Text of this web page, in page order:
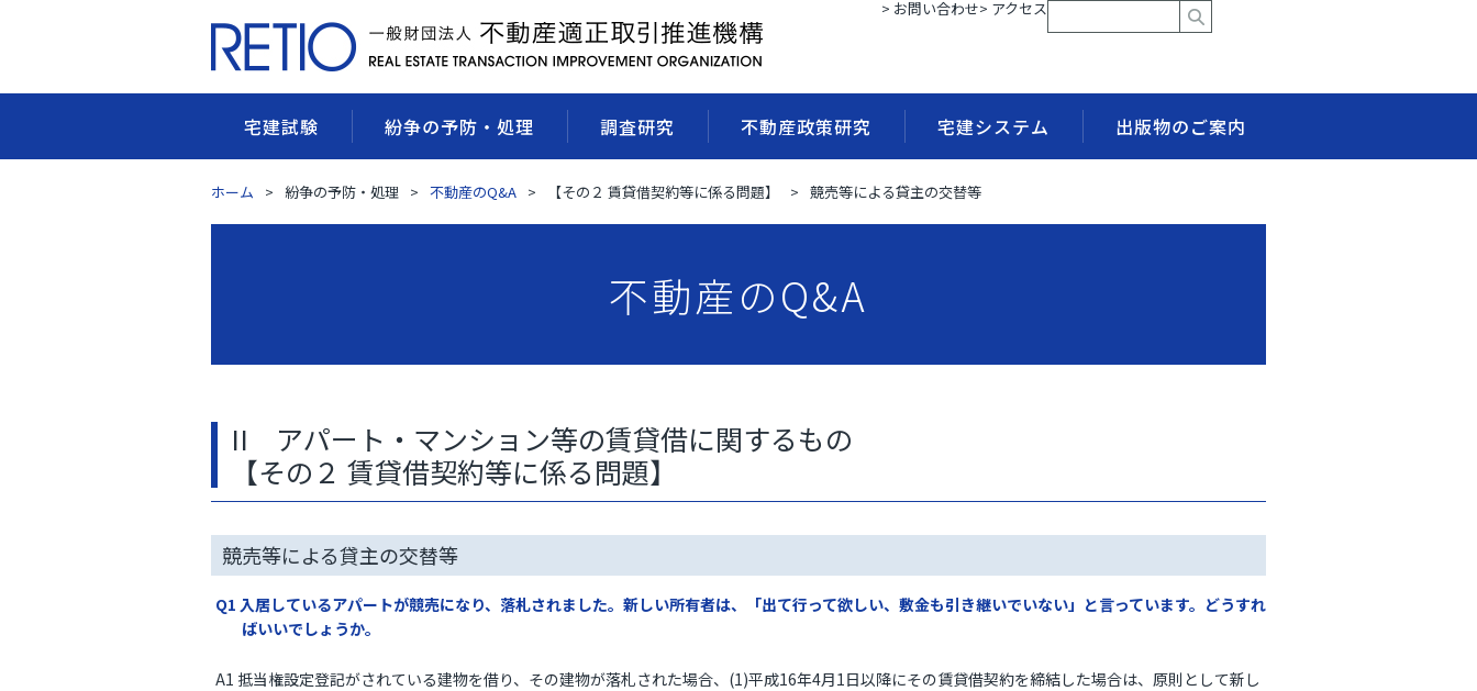
> お問い合わせ> アクセス
宅建試験 紛争の予防・処理 調査研究 不動産政策研究 宅建システム 出版物のご案内
ホーム 紛争の予防・処理 不動産のQ&A 【その２ 賃貸借契約等に係る問題】 競売等による貸主の交替等
不動産のQ&A
II アパート・マンション等の賃貸借に関するもの
【その２ 賃貸借契約等に係る問題】
競売等による貸主の交替等
Q1 入居しているアパートが競売になり、落札されました。新しい所有者は、「出て行って欲しい、敷金も引き継いでいない」と言っています。どうすれ
ばいいでしょうか。
A1 抵当権設定登記がされている建物を借り、その建物が落札された場合、(1)平成16年4月1日以降にその賃貸借契約を締結した場合は、原則として新し